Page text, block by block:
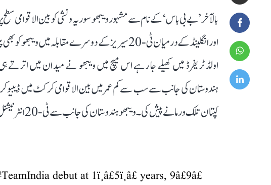
بالآخر ’بے بی باس‘ کے نام سے مشہور ویبھو سوریہ ونشی کو بین الاقوامی
اولڈ ٹریفرڈ میں کھیلے جا رہے اس میچ میں ویبھو نے میدان میں اترتے
ہندوستان کی جانب سے سب سے کم عمر میں بین الاقوامی کرکٹ میں ڈیبیو
کپتان تلک ورما نے پیش کی۔ ویبھو ہندوستان کی جانب سے ٹی-20 انٹرنیشنل کھیلنے والے 122ویں کھلاڑی ہیں۔
debut at 1ï¸â£5ï¸â£ years, 9â£9â£